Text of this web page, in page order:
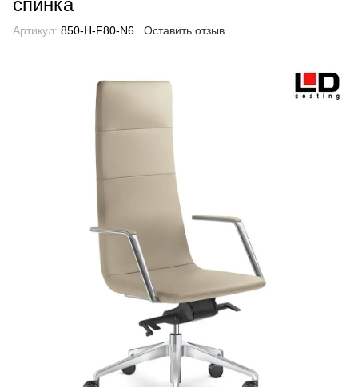
спинка
Артикул: 850-H-F80-N6 Оставить отзыв